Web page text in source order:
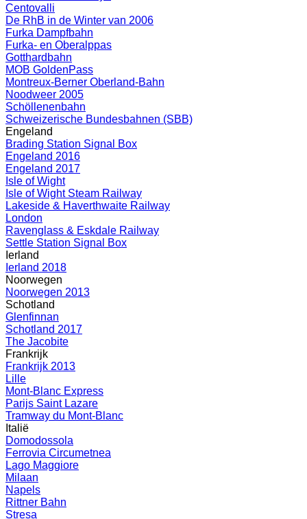
Centovalli
De RhB in de Winter van 2006
Furka Dampfbahn
Furka- en Oberalppas
Gotthardbahn
MOB GoldenPass
Montreux-Berner Oberland-Bahn
Noodweer 2005
Schöllenenbahn
Schweizerische Bundesbahnen (SBB)
Engeland
Brading Station Signal Box
Engeland 2016
Engeland 2017
Isle of Wight
Isle of Wight Steam Railway
Lakeside & Haverthwaite Railway
London
Ravenglass & Eskdale Railway
Settle Station Signal Box
Ierland
Ierland 2018
Noorwegen
Noorwegen 2013
Schotland
Glenfinnan
Schotland 2017
The Jacobite
Frankrijk
Frankrijk 2013
Lille
Mont-Blanc Express
Parijs Saint Lazare
Tramway du Mont-Blanc
Italië
Domodossola
Ferrovia Circumetnea
Lago Maggiore
Milaan
Napels
Rittner Bahn
Stresa